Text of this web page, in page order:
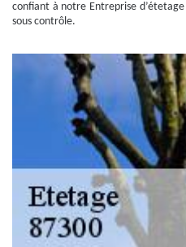
confiant à notre Entreprise d’étetage
sous contrôle.